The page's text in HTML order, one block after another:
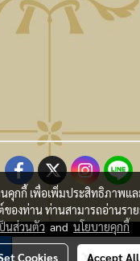
Decor Co., Ltd.
นคุกกี้ เพื่อเพิ่มประสิทธิภาพ
ของท่าน ท่านสามารถอ่านรา
นส่วนตัวandนโยบายคุกกี้
Cookies Accept All